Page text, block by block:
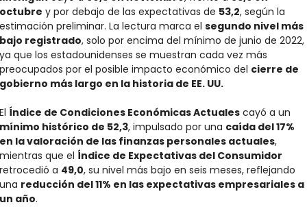
y por debajo de las expectativas de 53,2, según la
preliminar. La lectura marca el segundo nivel más
registrado, solo por encima del mínimo de junio de 2022,
que los estadounidenses se muestran cada vez más
por el posible impacto económico del cierre de
más largo en la historia de EE. UU.
Índice de Condiciones Económicas Actuales
histórico de 52,3, impulsado por una caída del 17%
la valoración de las finanzas personales actuales,
que el Índice de Expectativas del Consumidor
a 49,0, su nivel más bajo en seis meses, reflejando
reducción del 11% en las expectativas empresariales a
año.